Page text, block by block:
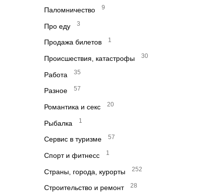
Паломничество 9
Про еду 3
Продажа билетов 1
Происшествия, катастрофы 30
Работа 35
Разное 57
Романтика и секс 20
Рыбалка 1
Сервис в туризме 57
Спорт и фитнесс 1
Страны, города, курорты 252
Строительство и ремонт 28